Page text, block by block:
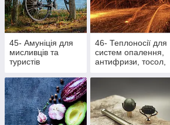
45- Амуніція для
мисливців та
туристів
46- Теплоносії для
систем опалення,
антифризи, тосол,
багаття, активна